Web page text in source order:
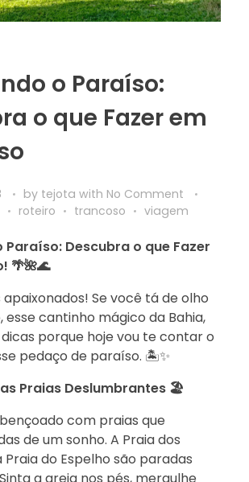
o Paraíso:
o que Fazer em
by tejota with No Comment
roteiro trancoso viagem
Paraíso: Descubra o que Fazer
🌴🌺🌊
apaixonados! Se você tá de olho
esse cantinho mágico da Bahia,
porque hoje vou te contar o
pedaço de paraíso. 🏝️✨
Praias Deslumbrantes 🏖️
com praias que
de um sonho. A Praia dos
Praia do Espelho são paradas
a areia nos pés, mergulhe